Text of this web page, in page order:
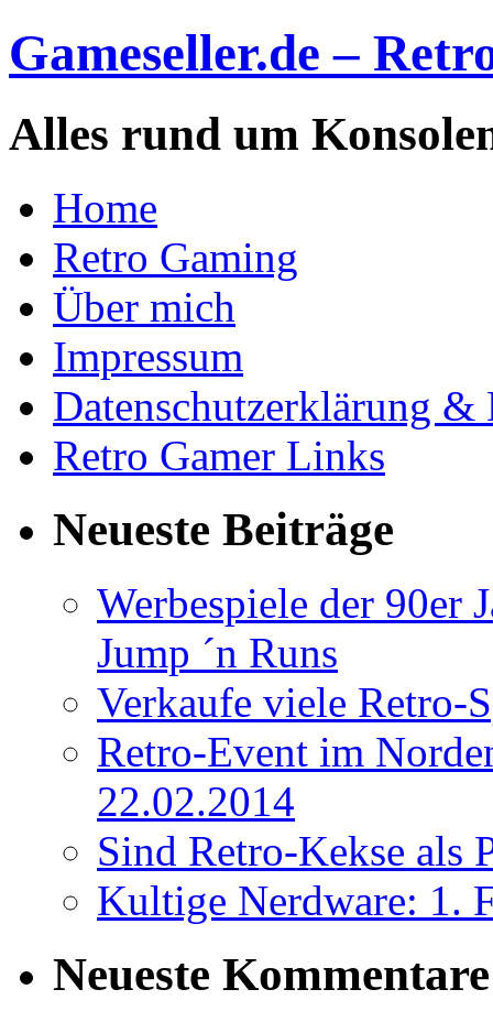
Gameseller.de –
Alles rund um
Home
Retro Gaming
Über mich
Impressum
Datenschutzerklärung &
Retro Gamer Links
Neueste Beiträge
Werbespiele der 90er
Jump ´n Runs
Verkaufe viele Retro-
Retro-Event im
22.02.2014
Sind Retro-Kekse als
Kultige Nerdware: 1.
Neueste Kommentare